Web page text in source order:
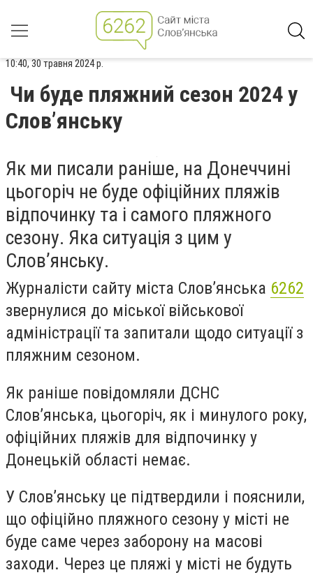
10:40, 30 травня 2024 р.
Чи буде пляжний сезон 2024 у
Слов’янську
Як ми писали раніше, на Донеччині
цьогоріч не буде офіційних пляжів
відпочинку та і самого пляжного
сезону. Яка ситуація з цим у
Слов’янську.
Журналісти сайту міста Слов’янська 6262
звернулися до міської військової
адміністрації та запитали щодо ситуації з
пляжним сезоном.
Як раніше повідомляли ДСНС
Слов’янська, цьогоріч, як і минулого року,
офіційних пляжів для відпочинку у
Донецькій області немає.
У Слов’янську це підтвердили і пояснили,
що офіційно пляжного сезону у місті не
буде саме через заборону на масові
заходи. Через це пляжі у місті не будуть